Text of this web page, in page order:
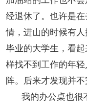
经退休了。也许是
情，进山的时候有
毕业的大学生，看
样找不到工作的年
阵。后来才发现并不
我的办公桌也很